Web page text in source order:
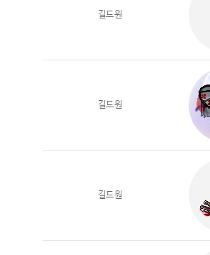
길드원
길드원
길드원